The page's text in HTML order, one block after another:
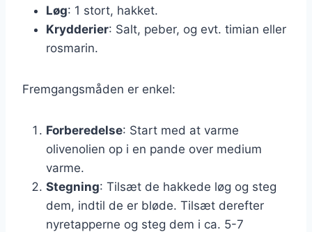
Løg: 1 stort, hakket.
Krydderier: Salt, peber, og evt. timian eller
rosmarin.
Fremgangsmåden er enkel:
Forberedelse: Start med at varme
olivenolien op i en pande over medium
varme.
Stegning: Tilsæt de hakkede løg og steg
dem, indtil de er bløde. Tilsæt derefter
nyretapperne og steg dem i ca. 5-7